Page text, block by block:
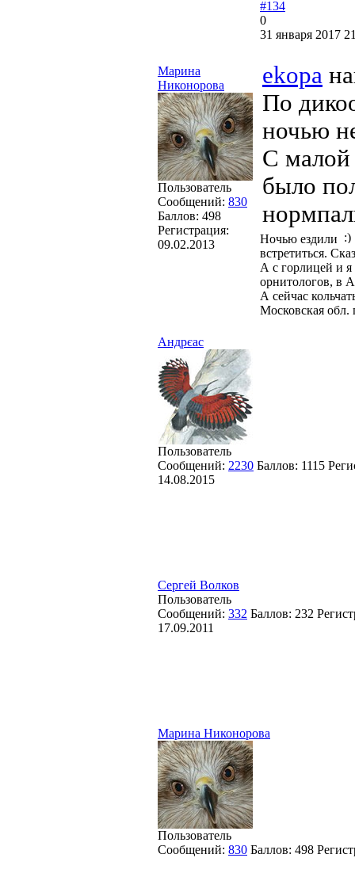
Марина
Никонорова
Пользователь
Сообщений: 830
Баллов: 498
Регистрация:
09.02.2013
#134
0
31 января 2017
ekopa
По
ночью
С малой
было
Ночью ездили
встретиться.
А с горлицей и я
орнитологов, в
А сейчас
Московская обл.
Андрєас
Пользователь
Сообщений: 2230 Баллов: 1115
14.08.2015
Сергей Волков
Пользователь
Сообщений: 332 Баллов: 232
17.09.2011
Марина Никонорова
Пользователь
Сообщений: 830 Баллов: 498